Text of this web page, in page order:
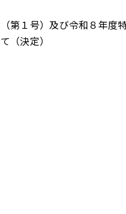
第１号）及び令和８年度
（決定）